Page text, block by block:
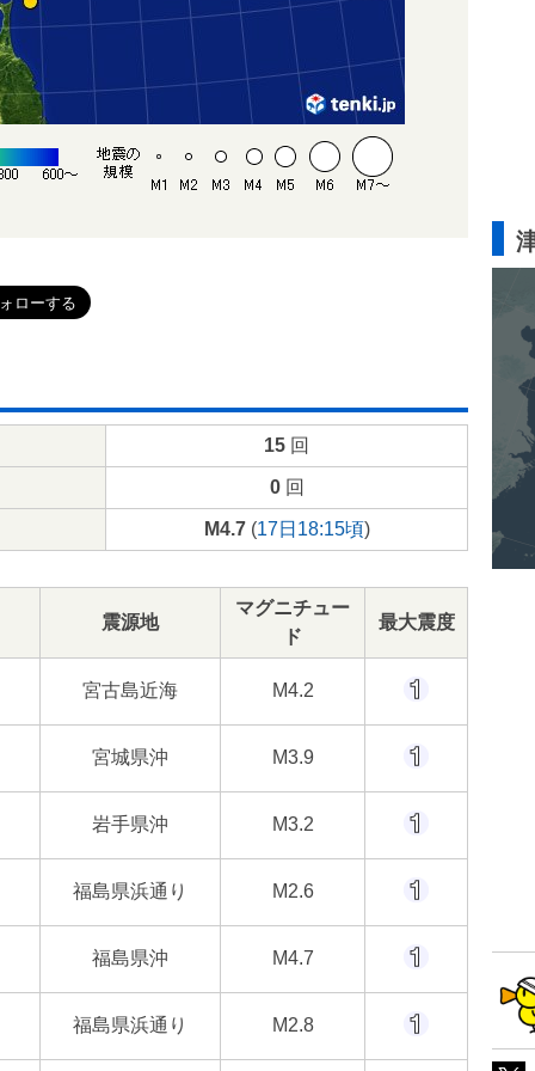
15 回
0回
M4.7(17日18:15頃)
震源地
マグニチュー
ド
最大震度
宮古島近海 M4.2
宮城県沖 M3.9
岩手県沖 M3.2
福島県浜通り M2.6
福島県沖 M4.7
福島県浜通り M2.8